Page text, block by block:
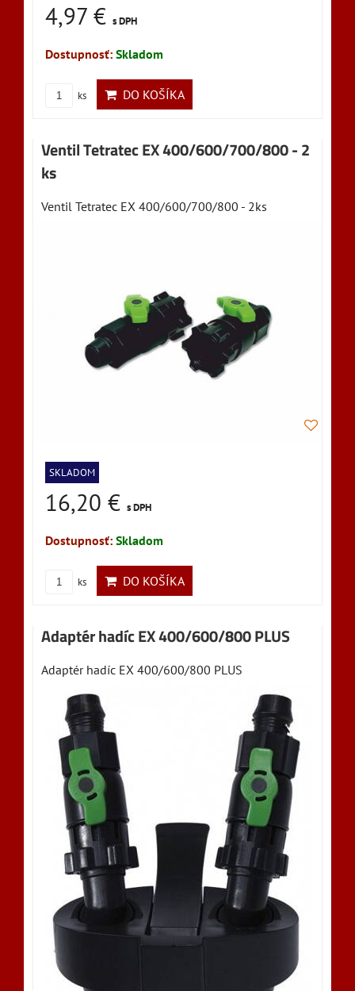
4,97 € s DPH
Dostupnosť: Skladom
ks DO KOŠÍKA
Ventil Tetratec EX 400/600/700/800 - 2
ks
Ventil Tetratec EX 400/600/700/800 - 2ks
SKLADOM
16,20 € s DPH
Dostupnosť: Skladom
ks DO KOŠÍKA
Adaptér hadíc EX 400/600/800 PLUS
Adaptér hadíc EX 400/600/800 PLUS